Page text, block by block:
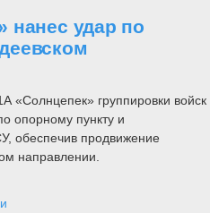
нанес удар по
«Солнцепек» группировки войск
опорному пункту и
обеспечив продвижение
направлении.